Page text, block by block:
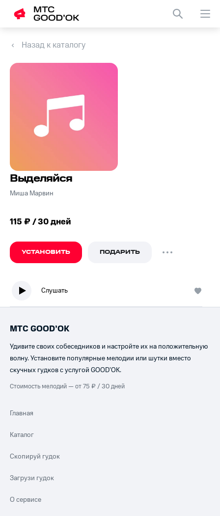
Назад к каталогу
Выделяйся
Миша Марвин
115 ₽ / 30 дней
УСТАНОВИТЬ ПОДАРИТЬ
Слушать
МТС GOOD’OK
Удивите своих собеседников и настройте их на положительную
волну. Установите популярные мелодии или шутки вместо
скучных гудков с услугой GOOD’OK.
Стоимость мелодий — от 75 ₽ / 30 дней
Главная
Каталог
Скопируй гудок
Загрузи гудок
О сервисе